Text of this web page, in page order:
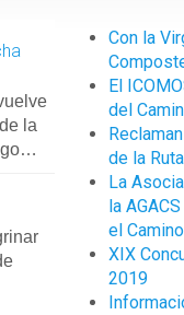
la
Con la
El
del
de la
La
la
el Camino
XIX
2019